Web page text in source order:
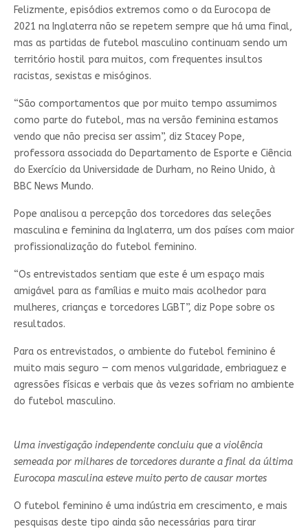
Felizmente, episódios extremos como o da Eurocopa de
2021 na Inglaterra não se repetem sempre que há uma final,
mas as partidas de futebol masculino continuam sendo um
território hostil para muitos, com frequentes insultos
racistas, sexistas e misóginos.
“São comportamentos que por muito tempo assumimos
como parte do futebol, mas na versão feminina estamos
vendo que não precisa ser assim”, diz Stacey Pope,
professora associada do Departamento de Esporte e Ciência
do Exercício da Universidade de Durham, no Reino Unido, à
BBC News Mundo.
Pope analisou a percepção dos torcedores das seleções
masculina e feminina da Inglaterra, um dos países com maior
profissionalização do futebol feminino.
“Os entrevistados sentiam que este é um espaço mais
amigável para as famílias e muito mais acolhedor para
mulheres, crianças e torcedores LGBT”, diz Pope sobre os
resultados.
Para os entrevistados, o ambiente do futebol feminino é
muito mais seguro — com menos vulgaridade, embriaguez e
agressões físicas e verbais que às vezes sofriam no ambiente
do futebol masculino.
Uma investigação independente concluiu que a violência
semeada por milhares de torcedores durante a final da última
Eurocopa masculina esteve muito perto de causar mortes
O futebol feminino é uma indústria em crescimento, e mais
pesquisas deste tipo ainda são necessárias para tirar